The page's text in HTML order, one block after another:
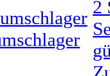
2